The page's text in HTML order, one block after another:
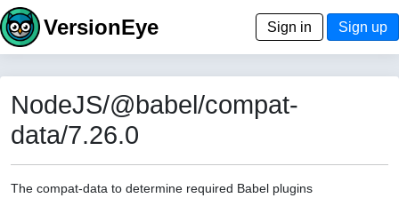
VersionEye Sign in Sign up
NodeJS/@babel/compat-
data/7.26.0
The compat-data to determine required Babel plugins